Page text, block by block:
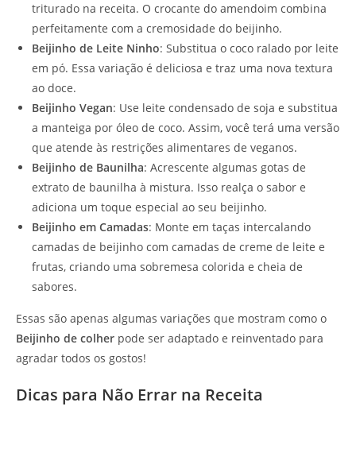
triturado na receita. O crocante do amendoim combina
perfeitamente com a cremosidade do beijinho.
Beijinho de Leite Ninho: Substitua o coco ralado por leite
em pó. Essa variação é deliciosa e traz uma nova textura
ao doce.
Beijinho Vegan: Use leite condensado de soja e substitua
a manteiga por óleo de coco. Assim, você terá uma versão
que atende às restrições alimentares de veganos.
Beijinho de Baunilha: Acrescente algumas gotas de
extrato de baunilha à mistura. Isso realça o sabor e
adiciona um toque especial ao seu beijinho.
Beijinho em Camadas: Monte em taças intercalando
camadas de beijinho com camadas de creme de leite e
frutas, criando uma sobremesa colorida e cheia de
sabores.
Essas são apenas algumas variações que mostram como o
Beijinho de colher pode ser adaptado e reinventado para
agradar todos os gostos!
Dicas para Não Errar na Receita